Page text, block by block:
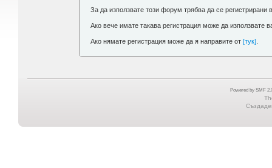
За да използвате този форум трябва да се регистрирани
Ако вече имате такава регистрация може да използвате
Ако нямате регистрация може да я направите от[тук]
Powered by SMF